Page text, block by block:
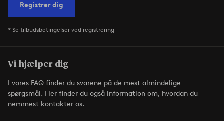
Registrer dig
* Se tilbudsbetingelser ved registrering
Vi hjælper dig
I vores FAQ finder du svarene på de mest almindelige
spørgsmål. Her finder du også information om, hvordan du
nemmest kontakter os.